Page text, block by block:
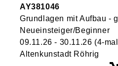
AY381046
Grundlagen mit Aufbau -
Neueinsteiger/Beginner
09.11.26 - 30.11.26 (4-
Altenkunstadt Röhrig